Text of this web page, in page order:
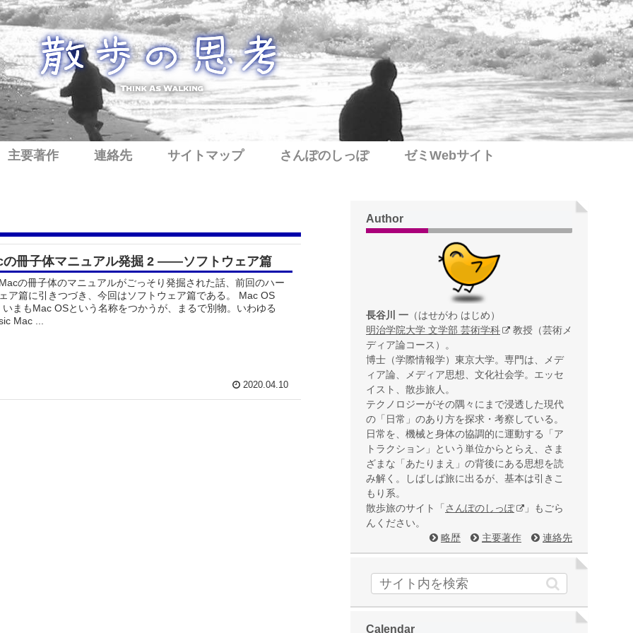
主要著作 連絡先 サイトマップ さんぽのしっぽ ゼミWebサイト
の冊子体マニュアル発掘 2 ――ソフトウェア篇
の冊子体のマニュアルがごっそり発掘された話、前回のハー
ア篇に引きつづき、今回はソフトウェア篇である。 Mac OS
いまもMac OSという名称をつかうが、まるで別物。いわゆる
Mac ...
2020.04.10
Author
長谷川 一 （はせがわ はじめ）
明治学院大学 文学部 芸術学科
教授（芸術メ
ディア論コース）。
博士（学際情報学）東京大学。専門は、メデ
ィア論、メディア思想、文化社会学。エッセ
イスト、散歩旅人。
テクノロジーがその隅々にまで浸透した現代
の「日常」のあり方を探求・考察している。
日常を、機械と身体の協調的に運動する「ア
トラクション」という単位からとらえ、さま
ざまな「あたりまえ」の背後にある思想を読
み解く。しばしば旅に出るが、基本は引きこ
もり系。
散歩旅のサイト「 さんぽのしっぽ
」もごら
んください。
略歴
主要著作 連絡先
Calendar